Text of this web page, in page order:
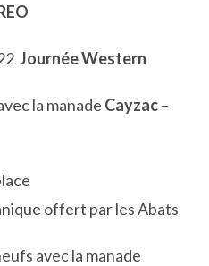
Journée Western
la manade Cayzac–
offert par les Abats
avec la manade